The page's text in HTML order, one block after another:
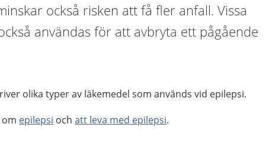
också risken att få fler anfall. Vissa
användas för att avbryta ett pågående
olika typer av läkemedel som används vid epilepsi.
epilepsi ochatt leva med epilepsi.